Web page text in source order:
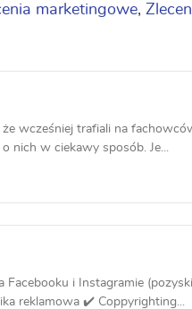
marketingowe,
wcześniej trafiali na
nich w ciekawy sposób. Je...
i Instagramie
reklamowa ✔️ Coppyrighting...